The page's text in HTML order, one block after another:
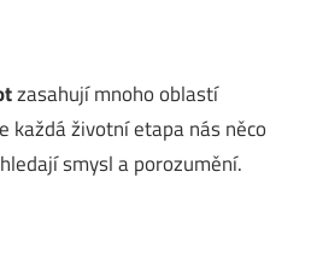
zasahují mnoho oblastí
každá životní etapa nás něco
smysl a porozumění.